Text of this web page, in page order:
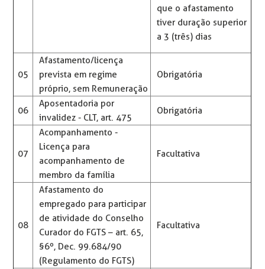
que o afastamento
tiver duração superior
a 3 (três) dias
05
Afastamento/licença
prevista em regime
próprio, sem Remuneração
Obrigatória
06
Aposentadoria por
invalidez - CLT, art. 475
Obrigatória
07
Acompanhamento -
Licença para
acompanhamento de
membro da família
Facultativa
08
Afastamento do
empregado para participar
de atividade do Conselho
Curador do FGTS – art. 65,
§6º, Dec. 99.684/90
(Regulamento do FGTS)
Facultativa